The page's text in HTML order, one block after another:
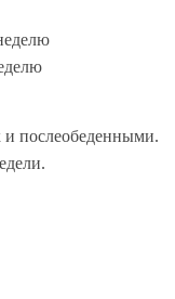
и послеобеденными.